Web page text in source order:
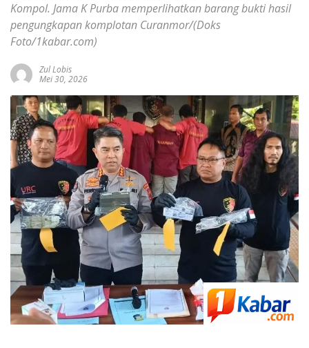
Kompol. Jama K Purba memperlihatkan barang bukti hasil
pengungkapan komplotan Curanmor/(Doks
Foto/1kabar.com)
Zul Lobis
Mei 30, 2026